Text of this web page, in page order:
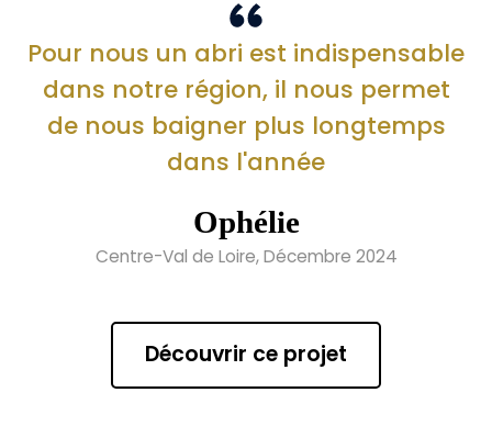
Pour nous un abri est indispensable
dans notre région, il nous permet
de nous baigner plus longtemps
dans l'année
Ophélie
Centre-Val de Loire, Décembre 2024
Découvrir ce projet